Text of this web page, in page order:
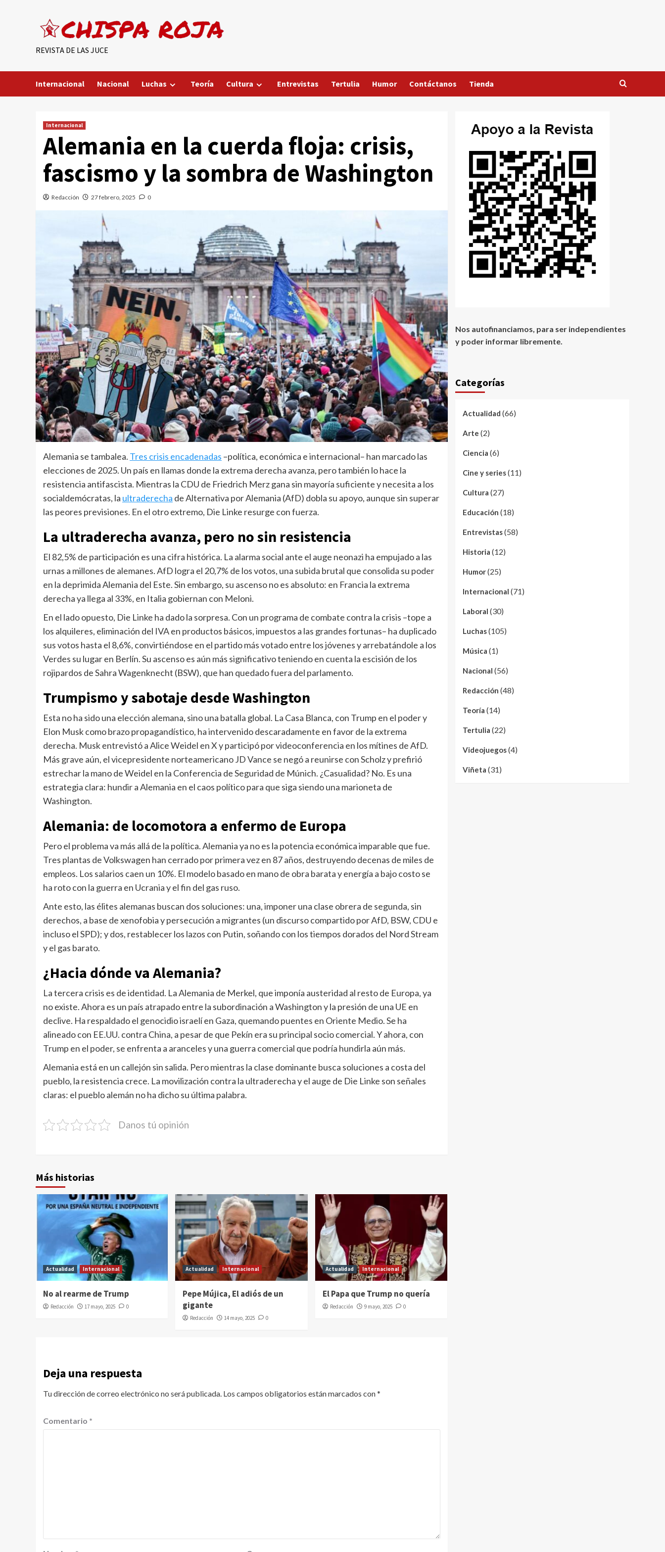
REVISTA DE LAS JUCE
Internacional Nacional Luchas Teoría Cultura Entrevistas Tertulia Humor Contáctanos Tienda
Internacional
Alemania en la cuerda floja: crisis,
fascismo y la sombra de Washington
Redacción 27 febrero, 2025 0
Alemania se tambalea. Tres crisis encadenadas –política, económica e internacional– han marcado las
elecciones de 2025. Un país en llamas donde la extrema derecha avanza, pero también lo hace la
resistencia antifascista. Mientras la CDU de Friedrich Merz gana sin mayoría suficiente y necesita a los
socialdemócratas, la ultraderecha de Alternativa por Alemania (AfD) dobla su apoyo, aunque sin superar
las peores previsiones. En el otro extremo, Die Linke resurge con fuerza.
La ultraderecha avanza, pero no sin resistencia
El 82,5% de participación es una cifra histórica. La alarma social ante el auge neonazi ha empujado a las
urnas a millones de alemanes. AfD logra el 20,7% de los votos, una subida brutal que consolida su poder
en la deprimida Alemania del Este. Sin embargo, su ascenso no es absoluto: en Francia la extrema
derecha ya llega al 33%, en Italia gobiernan con Meloni.
En el lado opuesto, Die Linke ha dado la sorpresa. Con un programa de combate contra la crisis –tope a
los alquileres, eliminación del IVA en productos básicos, impuestos a las grandes fortunas– ha duplicado
sus votos hasta el 8,6%, convirtiéndose en el partido más votado entre los jóvenes y arrebatándole a los
Verdes su lugar en Berlín. Su ascenso es aún más significativo teniendo en cuenta la escisión de los
rojipardos de Sahra Wagenknecht (BSW), que han quedado fuera del parlamento.
Trumpismo y sabotaje desde Washington
Esta no ha sido una elección alemana, sino una batalla global. La Casa Blanca, con Trump en el poder y
Elon Musk como brazo propagandístico, ha intervenido descaradamente en favor de la extrema
derecha. Musk entrevistó a Alice Weidel en X y participó por videoconferencia en los mítines de AfD.
Más grave aún, el vicepresidente norteamericano JD Vance se negó a reunirse con Scholz y prefirió
estrechar la mano de Weidel en la Conferencia de Seguridad de Múnich. ¿Casualidad? No. Es una
estrategia clara: hundir a Alemania en el caos político para que siga siendo una marioneta de
Washington.
Alemania: de locomotora a enfermo de Europa
Pero el problema va más allá de la política. Alemania ya no es la potencia económica imparable que fue.
Tres plantas de Volkswagen han cerrado por primera vez en 87 años, destruyendo decenas de miles de
empleos. Los salarios caen un 10%. El modelo basado en mano de obra barata y energía a bajo costo se
ha roto con la guerra en Ucrania y el fin del gas ruso.
Ante esto, las élites alemanas buscan dos soluciones: una, imponer una clase obrera de segunda, sin
derechos, a base de xenofobia y persecución a migrantes (un discurso compartido por AfD, BSW, CDU e
incluso el SPD); y dos, restablecer los lazos con Putin, soñando con los tiempos dorados del Nord Stream
y el gas barato.
¿Hacia dónde va Alemania?
La tercera crisis es de identidad. La Alemania de Merkel, que imponía austeridad al resto de Europa, ya
no existe. Ahora es un país atrapado entre la subordinación a Washington y la presión de una UE en
declive. Ha respaldado el genocidio israelí en Gaza, quemando puentes en Oriente Medio. Se ha
alineado con EE.UU. contra China, a pesar de que Pekín era su principal socio comercial. Y ahora, con
Trump en el poder, se enfrenta a aranceles y una guerra comercial que podría hundirla aún más.
Alemania está en un callejón sin salida. Pero mientras la clase dominante busca soluciones a costa del
pueblo, la resistencia crece. La movilización contra la ultraderecha y el auge de Die Linke son señales
claras: el pueblo alemán no ha dicho su última palabra.
Danos tú opinión
Más historias
Actualidad Internacional
No al rearme de Trump
Redacción 17 mayo, 2025 0
Actualidad Internacional
Pepe Mújica, El adiós de un
gigante
Redacción 14 mayo, 2025 0
Actualidad Internacional
El Papa que Trump no quería
Redacción 9 mayo, 2025 0
Deja una respuesta
Tu dirección de correo electrónico no será publicada. Los campos obligatorios están marcados con*
Comentario *
Nos autofinanciamos, para ser independientes
y poder informar libremente.
Categorías
Actualidad (66)
Arte (2)
Ciencia (6)
Cine y series(11)
Cultura (27)
Educación (18)
Entrevistas(58)
Historia (12)
Humor(25)
Internacional (71)
Laboral (30)
Luchas(105)
Música (1)
Nacional (56)
Redacción (48)
Teoría (14)
Tertulia (22)
Videojuegos(4)
Viñeta (31)